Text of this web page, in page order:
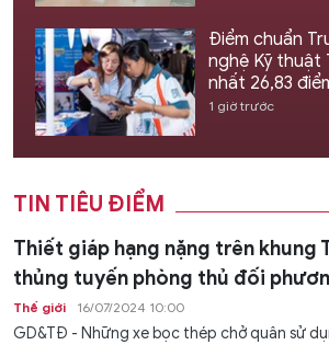
Điểm chuẩn
nghệ Kỹ thuật
nhất 26,83
1 giờ trước
TIN TIÊU ĐIỂM
Thiết giáp hạng nặng trên khung
thủng tuyến phòng thủ đối
Thế giới 16/07/2024 10:00
GD&TĐ - Những xe bọc thép chở quân sử